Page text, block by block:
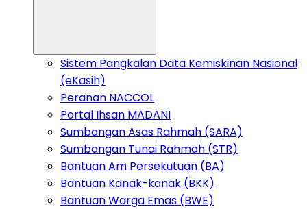
Sistem Pangkalan Data Kemiskinan Nasional
(eKasih)
Peranan NACCOL
Portal Ihsan MADANI
Sumbangan Asas Rahmah (SARA)
Sumbangan Tunai Rahmah (STR)
Bantuan Am Persekutuan (BA)
Bantuan Kanak-kanak (BKK)
Bantuan Warga Emas (BWE)